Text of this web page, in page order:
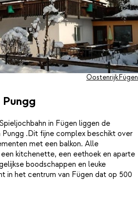
OostenrijkFügen
in Fügen liggen de
.Dit fijne complex beschikt over
met een balkon. Alle
kitchenette, een eethoek en aparte
boodschappen en leuke
in het centrum van Fügen dat op 500